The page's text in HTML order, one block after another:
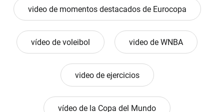
video de momentos destacados de Eurocopa
vídeo de voleibol video de WNBA
video de ejercicios
vídeo de la Copa del Mundo